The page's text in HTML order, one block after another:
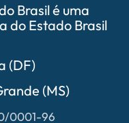
Brasil é uma
do Estado Brasil
(DF)
(MS)
0001-96